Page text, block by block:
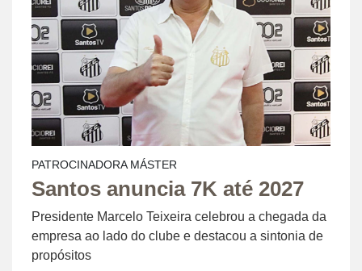
PATROCINADORA MÁSTER
Santos anuncia 7K até 2027
Presidente Marcelo Teixeira celebrou a chegada da
empresa ao lado do clube e destacou a sintonia de
propósitos